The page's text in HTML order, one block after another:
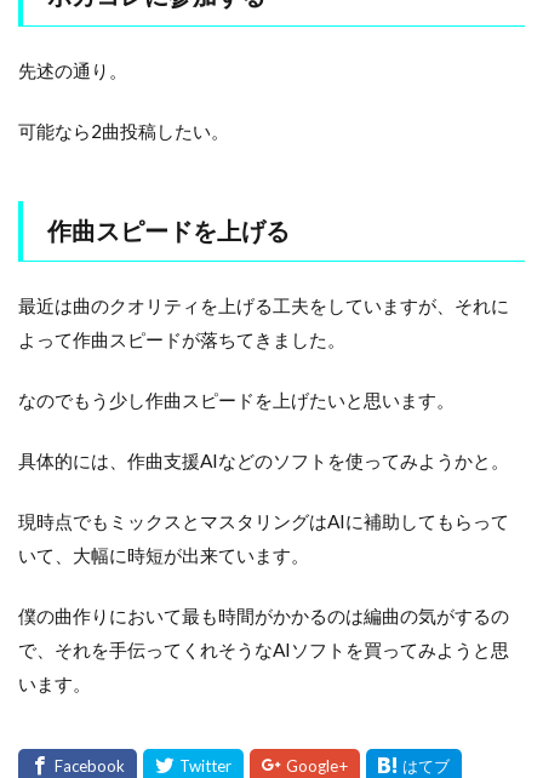
先述の通り。
可能なら2曲投稿したい。
作曲スピードを上げる
最近は曲のクオリティを上げる工夫をしていますが、それに
よって作曲スピードが落ちてきました。
なのでもう少し作曲スピードを上げたいと思います。
具体的には、作曲支援AIなどのソフトを使ってみようかと。
現時点でもミックスとマスタリングはAIに補助してもらって
いて、大幅に時短が出来ています。
僕の曲作りにおいて最も時間がかかるのは編曲の気がするの
で、それを手伝ってくれそうなAIソフトを買ってみようと思
います。